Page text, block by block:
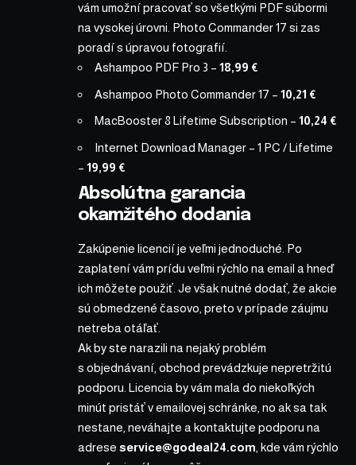
vám umožní pracovať so všetkými PDF súbormi
na vysokej úrovni. Photo Commander 17 si zas
poradí s úpravou fotografií.
Ashampoo PDF Pro 3 – 18,99 €
Ashampoo Photo Commander 17 – 10,21 €
MacBooster 8 Lifetime Subscription – 10,24 €
Internet Download Manager – 1 PC / Lifetime
– 19,99 €
Absolútna garancia
okamžitého dodania
Zakúpenie licencií je veľmi jednoduché. Po
zaplatení vám prídu veľmi rýchlo na email a hneď
ich môžete použiť. Je však nutné dodať, že akcie
sú obmedzené časovo, preto v prípade záujmu
netreba otáľať.
Ak by ste narazili na nejaký problém
s objednávaní, obchod prevádzkuje nepretržitú
podporu. Licencia by vám mala do niekoľkých
minút pristáť v emailovej schránke, no ak sa tak
nestane, neváhajte a kontaktujte podporu na
adrese service@godeal24.com , kde vám rýchlo